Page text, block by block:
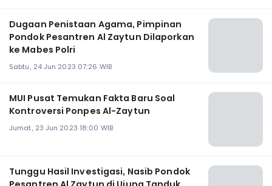
Dugaan Penistaan Agama, Pimpinan
Pondok Pesantren Al Zaytun Dilaporkan
ke Mabes Polri
Sabtu, 24 Jun 2023 07:26 WIB
MUI Pusat Temukan Fakta Baru Soal
Kontroversi Ponpes Al-Zaytun
Jumat, 23 Jun 2023 18:00 WIB
Tunggu Hasil Investigasi, Nasib Pondok